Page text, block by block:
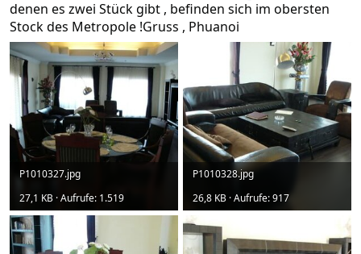
denen es zwei Stück gibt , befinden sich im obersten
Stock des Metropole !Gruss , Phuanoi
P1010327.jpg
27,1 KB · Aufrufe: 1.519
P1010328.jpg
26,8 KB · Aufrufe: 917